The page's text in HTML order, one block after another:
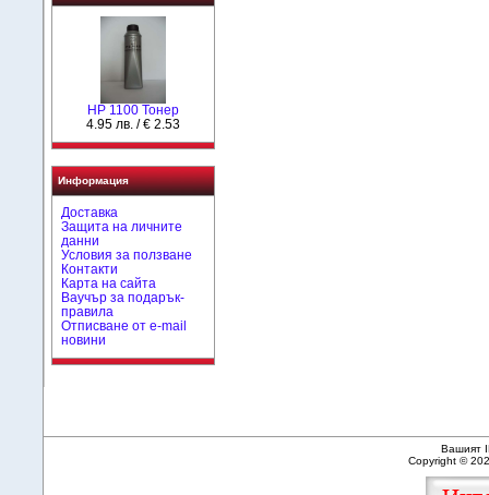
HP 1100 Тонер
4.95 лв. / € 2.53
Информация
Доставка
Защита на личните
данни
Условия за ползване
Контакти
Карта на сайта
Ваучър за подарък-
правила
Отписване от e-mail
новини
Вашият
Copyright ©